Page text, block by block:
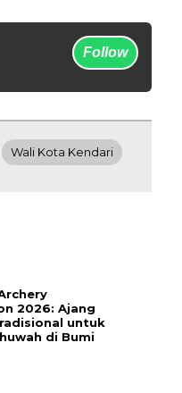
Follow
Wali Kota Kendari
2026: Ajang
untuk
di Bumi